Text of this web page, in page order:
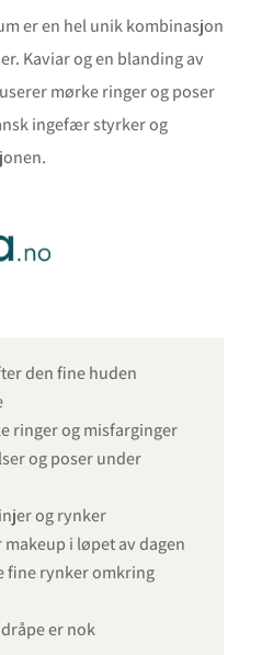
er en hel unik kombinasjon
Kaviar og en blanding av
mørke ringer og poser
ingefær styrker og
den fine huden
ringer og misfarginger
og poser under
og rynker
i løpet av dagen
fine rynker omkring
er nok